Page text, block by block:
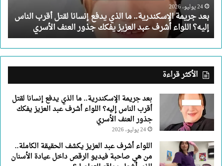
لقتل
أقرب
الناس
إليه؟
اللواء
أشرف
عبد
العزيز
جذور
العنف
الأسري
24 يوليو، 2026
بعد جريمة الإسكندرية.. ما الذي يدفع إنسانا لقتل أقرب الناس
إليه؟ اللواء أشرف عبد العزيز يفكك جذور العنف الأسري
الأكثر قراءة
بعد جريمة الإسكندرية.. ما الذي يدفع إنسانا لقتل
أقرب الناس إليه؟ اللواء أشرف عبد العزيز يفكك
جذور العنف الأسري
24 يوليو، 2026
اللواء أشرف عبد العزيز يكشف الحقيقة الكاملة..
من هي صاحبة فيديو الرقص داخل عيادة الأسنان